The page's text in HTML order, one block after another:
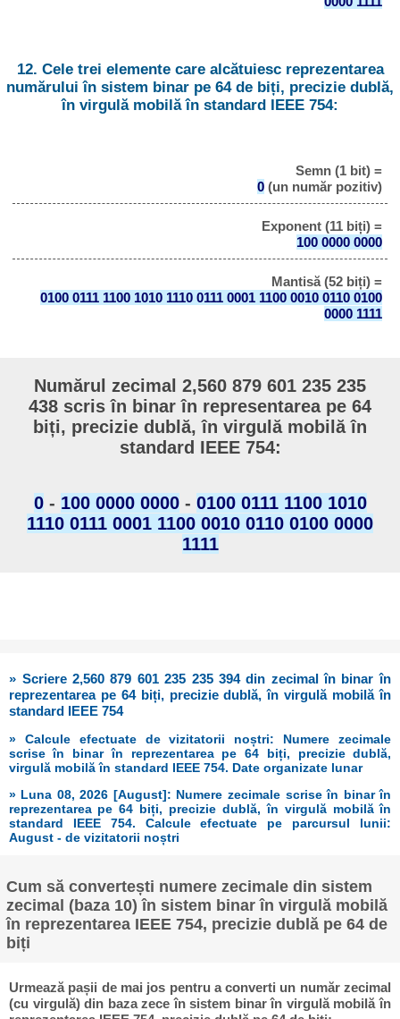
12. Cele trei elemente care alcătuiesc reprezentarea
numărului în sistem binar pe 64 de biți, precizie dublă,
în virgulă mobilă în standard IEEE 754:
Semn (1 bit) =
0(un număr pozitiv)
Exponent (11 biți) =
100 0000 0000
Mantisă (52 biți) =
0100 0111 1100 1010 1110 0111 0001 1100 0010 0110 0100
0000 1111
Numărul zecimal 2,560 879 601 235 235
438 scris în binar în representarea pe 64
biți, precizie dublă, în virgulă mobilă în
standard IEEE 754:
0- 100 0000 0000- 0100 0111 1100 1010
1110 0111 0001 1100 0010 0110 0100 0000
1111
» Scriere 2,560 879 601 235 235 394 din zecimal în binar în
reprezentarea pe 64 biți, precizie dublă, în virgulă mobilă în
standard IEEE 754
» Calcule efectuate de vizitatorii noștri: Numere zecimale
scrise în binar în reprezentarea pe 64 biți, precizie dublă,
virgulă mobilă în standard IEEE 754. Date organizate lunar
» Luna 08, 2026 [August]: Numere zecimale scrise în binar în
reprezentarea pe 64 biți, precizie dublă, în virgulă mobilă în
standard IEEE 754. Calcule efectuate pe parcursul lunii:
August - de vizitatorii noștri
Cum să convertești numere zecimale din sistem
zecimal (baza 10) în sistem binar în virgulă mobilă
în reprezentarea IEEE 754, precizie dublă pe 64 de
biți
Urmează pașii de mai jos pentru a converti un număr zecimal
(cu virgulă) din baza zece în sistem binar în virgulă mobilă în